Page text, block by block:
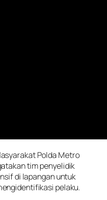
Polda Metro
tim penyelidik
di lapangan untuk
pelaku.